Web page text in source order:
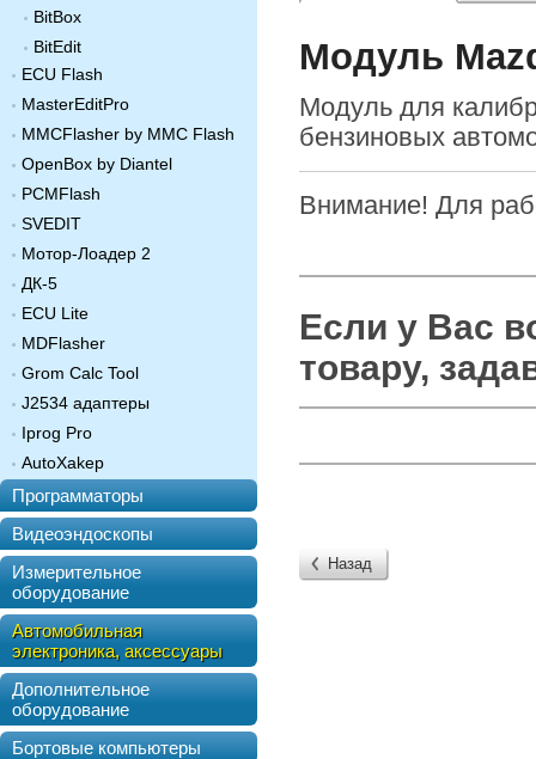
BitBox
BitEdit
ECU Flash
MasterEditPro
MMCFlasher by MMC Flash
OpenBox by Diantel
PCMFlash
SVEDIT
Мотор-Лоадер 2
ДК-5
ECU Lite
MDFlasher
Grom Calc Tool
J2534 адаптеры
Iprog Pro
AutoXakep
Программаторы
Видеоэндоскопы
Измерительное
оборудование
Автомобильная
электроника, аксессуары
Дополнительное
оборудование
Бортовые компьютеры
Модуль
Модуль для
бензиновых
Внимание! Для
Если у Вас
товару,
Назад